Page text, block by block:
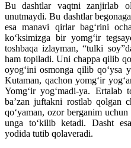
Bu dashtlar vaqtni zanjirlab
unutmaydi. Bu dashtlar
esa manavi qirlar bagʻrini
koʻksimizga bir yomgʻir
toshbaqa izlayman, “tulki
ham topiladi. Uni chappa qilib
oyogʻini osmonga qilib qoʻysa
Kutaman, qachon yomgʻir
Yomgʻir yogʻmadi-ya. Ertalab
baʼzan juftakni rostlab qolgan
qoʻyaman, ozor berganim
unga toʻkilib ketadi. Dasht
yodida tutib qolaveradi.